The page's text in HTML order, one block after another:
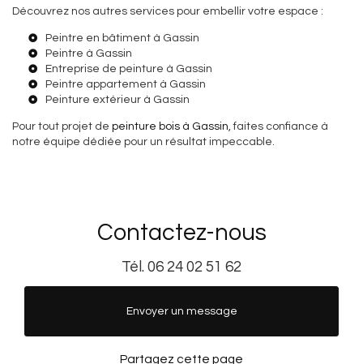
Découvrez nos autres services pour embellir votre espace :
Peintre en bâtiment à Gassin
Peintre à Gassin
Entreprise de peinture à Gassin
Peintre appartement à Gassin
Peinture extérieur à Gassin
Pour tout projet de peinture bois à Gassin , faites confiance à
notre équipe dédiée pour un résultat impeccable.
Contactez-nous
Tél. 06 24 02 51 62
Envoyer un message
Partagez cette page